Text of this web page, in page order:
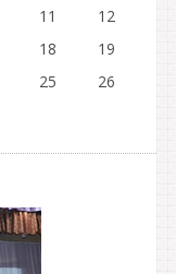
11
12
18
19
25
26